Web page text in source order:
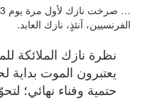
الفرنسيين، آنئذٍ، نازك العابد.
نظرة نازك الملائكة
يعتبرون الموت بداية
حتمية وفناء نهائي؛